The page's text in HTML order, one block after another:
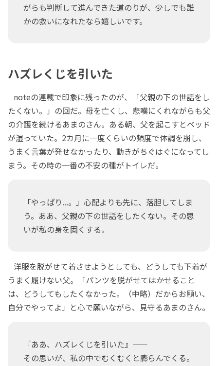
がらも判断して進んできた道のりが、少しでも誰
かの救いになれたなら嬉しいです。
ハズレくじを引いた
noteの連載で印象に残ったのが、「父親の下の世話をし
たくない。」の回だ。母を亡くし、悲嘆にくれながらも父
の介護を続けるあまのさん。ある朝、父を起こすとベッド
が湿っていた。2カ月に一度くらいの頻度で体調を崩し、
うまく言葉が発せなかったり、動きがちぐはぐになってし
まう。その時の一番の不安の種がトイレだ。
「やっぱり...。」心配よりも先に、落胆してしま
う。ああ、父親の下の世話をしたくない。その思
いが私の身を固くする。
洋服を脱がせて着させようとしても、どうしても下着が
うまく履けない父。「パンツを脱がせてはかせること
は、どうしてもしたくなかった。（中略）だからお願い、
自分でやってよ」と心で願いながら、見守るあまのさん。
『ああ、ハズレくじを引いた』――
その思いが、私の中でむくむくと膨らんでくる。